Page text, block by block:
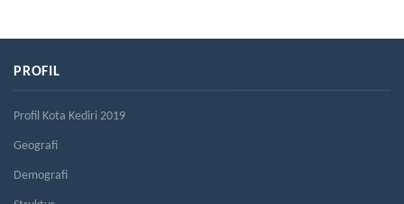
PROFIL
Profil Kota Kediri 2019
Geografi
Demografi